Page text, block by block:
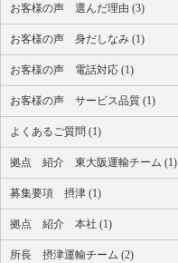
お客様の声 選んだ理由 (3)
お客様の声 身だしなみ (1)
お客様の声 電話対応 (1)
お客様の声 サービス品質 (1)
よくあるご質問 (1)
拠点 紹介 東大阪運輸チーム (1)
募集要項 摂津 (1)
拠点 紹介 本社 (1)
所長 摂津運輸チーム (2)